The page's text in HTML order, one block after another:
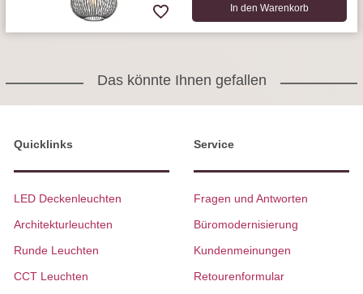
In den Warenkorb
Das könnte Ihnen gefallen
Quicklinks
LED Deckenleuchten
Architekturleuchten
Runde Leuchten
CCT Leuchten
Service
Fragen und Antworten
Büromodernisierung
Kundenmeinungen
Retourenformular